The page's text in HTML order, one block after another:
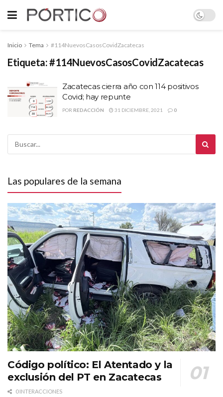
Inicio Tema #114NuevosCasosCovidZacatecas
Etiqueta:#114NuevosCasosCovidZacatecas
Zacatecas cierra año con 114 positivos
Covid; hay repunte
POR REDACCIÓN 31 DICIEMBRE, 2021 0
Las populares de la semana
Código político: El Atentado y la
exclusión del PT en Zacatecas
0 INTERACCIONES